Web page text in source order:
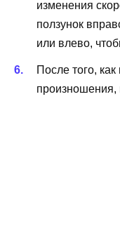
изменения
ползунок
или влево,
После того,
произношения,